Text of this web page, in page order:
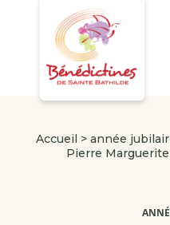
Accueil >année
Pierre